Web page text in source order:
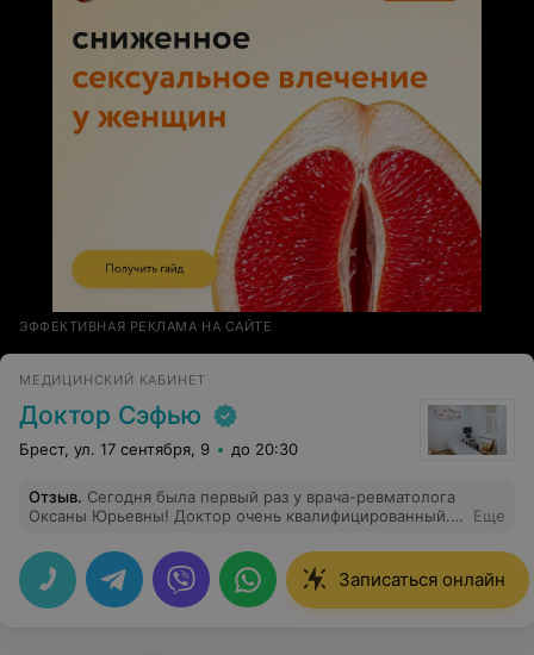
специалиста я обязана платить. Кандидату
медицинских наук нужно гордиться не званием и
грамотами в фойе, а отношением к пациентам и их
отзывами.
ЭФФЕКТИВНАЯ РЕКЛАМА НА САЙТЕ
МЕДИЦИНСКИЙ КАБИНЕТ
Доктор Сэфью
Брест, ул. 17 сентября, 9 до 20:30
Отзыв. Сегодня была первый раз у врача-ревматолога
Оксаны Юрьевны! Доктор очень квалифицированный.
довольна приемом.
Еще
Записаться онлайн